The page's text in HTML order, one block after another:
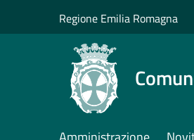
Regione Emilia Romagna